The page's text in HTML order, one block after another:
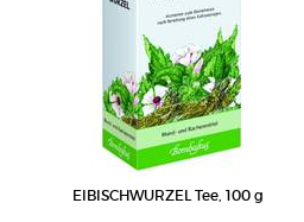
EIBISCHWURZEL Tee, 100 g